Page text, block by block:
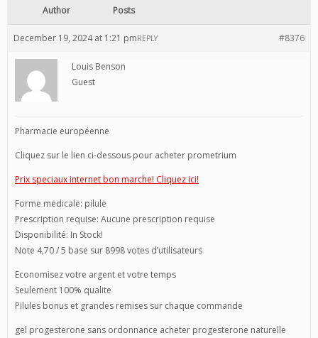
Author Posts
December 19, 2024 at 1:21 pm #8376
REPLY
Louis Benson
Guest
Pharmacie européenne
Cliquez sur le lien ci-dessous pour acheter prometrium
Prix speciaux internet bon marche! Cliquez ici!
Forme medicale: pilule
Prescription requise: Aucune prescription requise
Disponibilité: In Stock!
Note 4,70 / 5 base sur 8998 votes d’utilisateurs
Economisez votre argent et votre temps
Seulement 100% qualite
Pilules bonus et grandes remises sur chaque commande
gel progesterone sans ordonnance acheter progesterone naturelle